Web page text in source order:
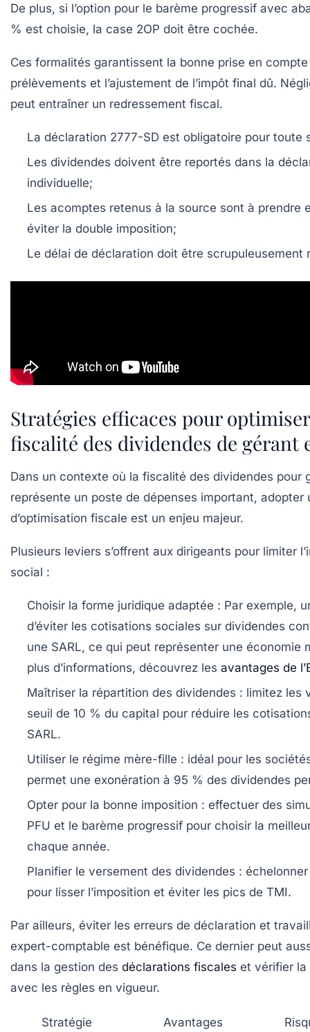
De plus, si l’option pour le barème progressif avec
% est choisie, la case 2OP doit être cochée.
Ces formalités garantissent la bonne prise en
prélèvements et l’ajustement de l’impôt final dû.
peut entraîner un redressement fiscal.
La déclaration 2777-SD est obligatoire pour toute
Les dividendes doivent être reportés dans la
individuelle;
Les acomptes retenus à la source sont à prendre
éviter la double imposition;
Le délai de déclaration doit être scrupuleusement
Stratégies efficaces pour
fiscalité des dividendes de gérant
Dans un contexte où la fiscalité des dividendes pour
représente un poste de dépenses important, adopter
d’optimisation fiscale est un enjeu majeur.
Plusieurs leviers s’offrent aux dirigeants pour limiter
social :
Choisir la forme juridique adaptée : Par exemple,
d’éviter les cotisations sociales sur dividendes
une SARL, ce qui peut représenter une économie
plus d’informations, découvrez les avantages de
Maîtriser la répartition des dividendes : limitez les
seuil de 10 % du capital pour réduire les
SARL.
Utiliser le régime mère-fille : idéal pour les
permet une exonération à 95 % des dividendes
Opter pour la bonne imposition : effectuer des
PFU et le barème progressif pour choisir la
chaque année.
Planifier le versement des dividendes :
pour lisser l’imposition et éviter les pics de TMI.
Par ailleurs, éviter les erreurs de déclaration et
expert-comptable est bénéfique. Ce dernier peut
dans la gestion des déclarations fiscales et vérifier
avec les règles en vigueur.
Stratégie Avantages